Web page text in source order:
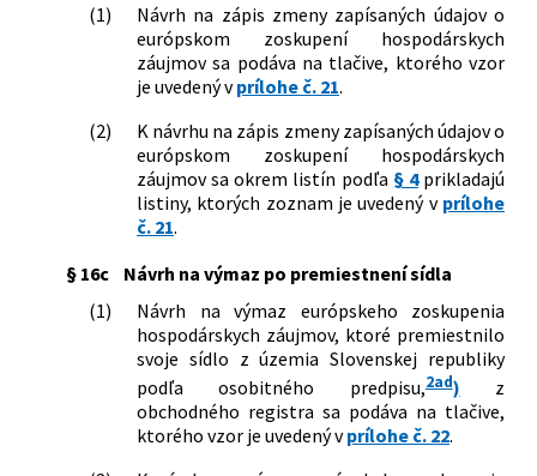
(1)
Návrh na zápis zmeny zapísaných údajov o
európskom zoskupení hospodárskych
záujmov sa podáva na tlačive, ktorého vzor
je uvedený vprílohe č. 21.
(2)
K návrhu na zápis zmeny zapísaných údajov o
európskom zoskupení hospodárskych
záujmov sa okrem listín podľa § 4prikladajú
listiny, ktorých zoznam je uvedený v prílohe
č. 21.
§ 16c
Návrh na výmaz po premiestnení sídla
(1)
Návrh na výmaz európskeho zoskupenia
hospodárskych záujmov, ktoré premiestnilo
svoje sídlo z územia Slovenskej republiky
podľa osobitného predpisu,2ad) z
obchodného registra sa podáva na tlačive,
ktorého vzor je uvedený vprílohe č. 22.